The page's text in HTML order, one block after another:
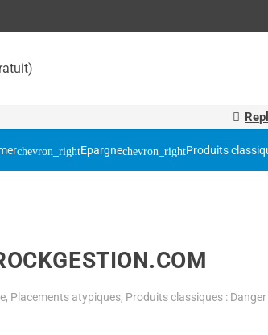
Epargne Produits
, Placements atypiques, Produits classiques : Danger